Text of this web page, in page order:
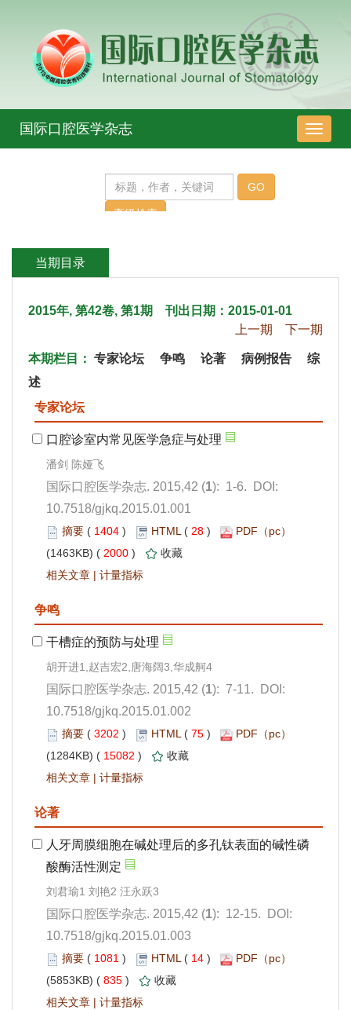
2015年, 第42卷, 第1期 刊出日期：2015-01-01
): 1-6. DOI:
10.7518/gjkq.2015.01.001
1404 ) 28 )
2000 )
|
): 7-11. DOI:
10.7518/gjkq.2015.01.002
3202 ) 75 )
15082 )
|
): 12-15. DOI:
10.7518/gjkq.2015.01.003
1081 ) 14 )
835 )
|